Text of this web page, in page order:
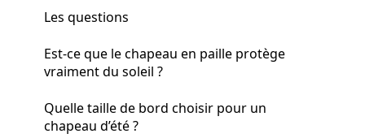
Les questions
Est-ce que le chapeau en paille protège
vraiment du soleil ?
Quelle taille de bord choisir pour un
chapeau d’été ?